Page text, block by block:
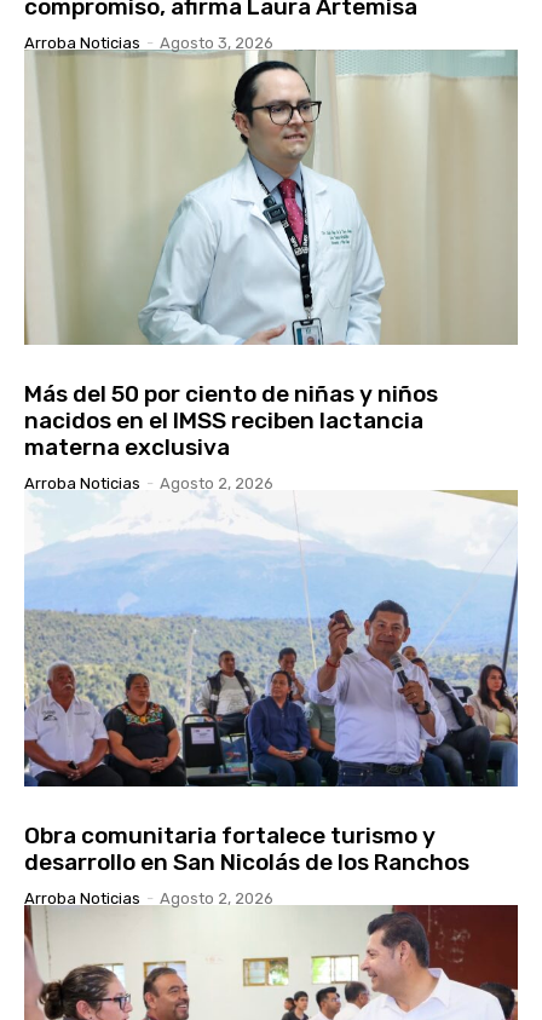
compromiso, afirma Laura Artemisa
Arroba Noticias - Agosto 3, 2026
Más del 50 por ciento de niñas y niños
nacidos en el IMSS reciben lactancia
materna exclusiva
Arroba Noticias - Agosto 2, 2026
Obra comunitaria fortalece turismo y
desarrollo en San Nicolás de los Ranchos
Arroba Noticias - Agosto 2, 2026